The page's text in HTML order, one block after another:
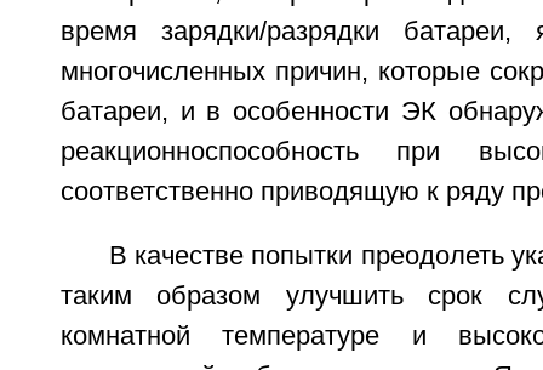
время зарядки/разрядки батареи,
многочисленных причин, которые
батареи, и в особенности ЭК
реакционноспособность при
соответственно приводящую к ряду
В качестве попытки преодолеть
таким образом улучшить срок
комнатной температуре и